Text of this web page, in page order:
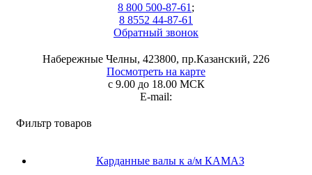
8 800 500-87-61 ;
8 8552 44-87-61
Обратный звонок
Набережные Челны, 423800, пр.Казанский, 226
Посмотреть на карте
с 9.00 до 18.00 МСК
E-mail:
Фильтр товаров
Карданные валы к а/м КАМАЗ